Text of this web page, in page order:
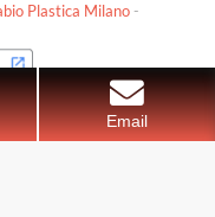
Plastica Milano-
Email